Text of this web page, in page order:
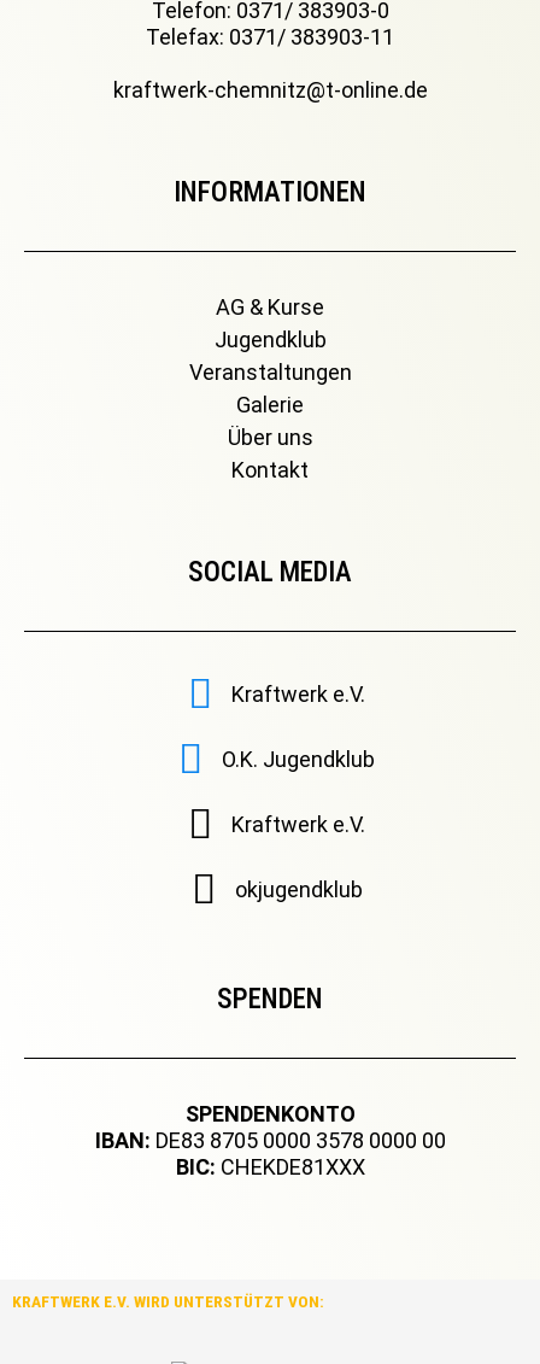
Telefon: 0371/ 383903-0
Telefax: 0371/ 383903-11
kraftwerk-chemnitz@t-online.de
INFORMATIONEN
AG & Kurse
Jugendklub
Veranstaltungen
Galerie
Über uns
Kontakt
SOCIAL MEDIA
Kraftwerk e.V.
O.K. Jugendklub
Kraftwerk e.V.
okjugendklub
SPENDEN
SPENDENKONTO
IBAN: DE83 8705 0000 3578 0000 00
BIC: CHEKDE81XXX
KRAFTWERK E.V. WIRD UNTERSTÜTZT VON: